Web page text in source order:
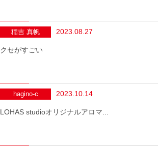
稲吉 真帆 2023.08.27
クセがすごい
hagino-c 2023.10.14
LOHAS studioオリジナルアロマ...